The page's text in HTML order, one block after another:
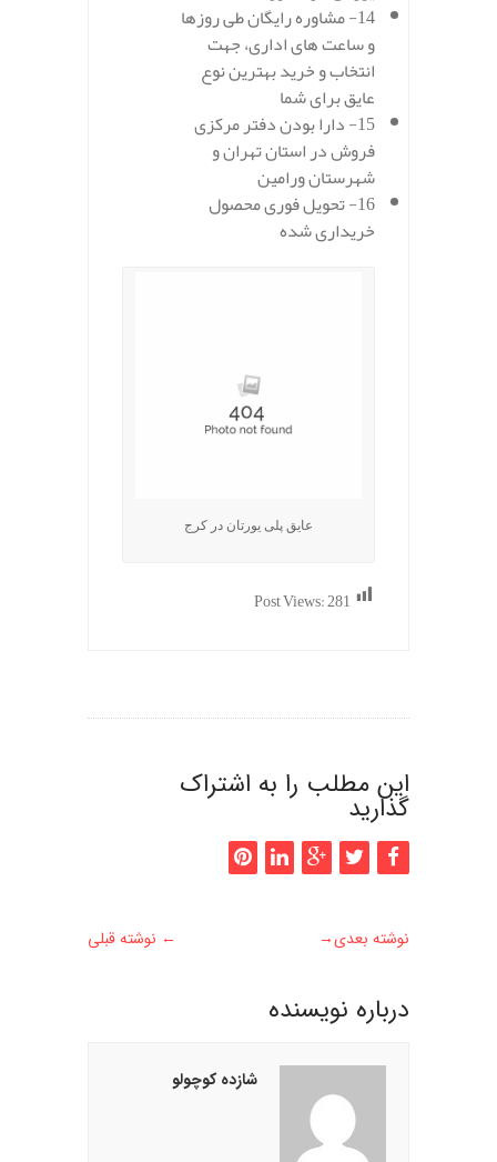
14- مشاوره رایگان طی روزها
و ساعت های اداری، جهت
انتخاب و خرید بهترین نوع
عایق برای شما
15- دارا بودن دفتر مرکزی
فروش در استان تهران و
شهرستان ورامین
16- تحویل فوری محصول
خریداری شده
عایق پلی یورتان در کرج
Post Views:281
این مطلب را به اشتراک
گذارید
← نوشته قبلی نوشته بعدی→
درباره نويسنده
شازده کوچولو